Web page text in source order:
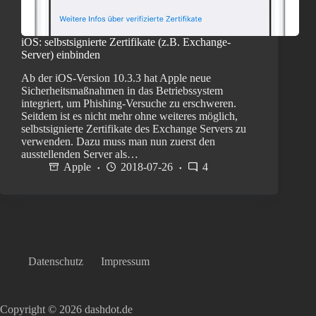
iOS: selbstsignierte Zertifikate (z.B. Exchange-
Server) einbinden
Ab der iOS-Version 10.3.3 hat Apple neue
Sicherheitsmaßnahmen in das Betriebssystem
integriert, um Phishing-Versuche zu erschweren.
Seitdem ist es nicht mehr ohne weiteres möglich,
selbstsignierte Zertifikate des Exchange Servers zu
verwenden. Dazu muss man nun zuerst den
ausstellenden Server als…
Apple
2018-07-26 4
Datenschutz Impressum
Copyright © 2026 dashdot.de